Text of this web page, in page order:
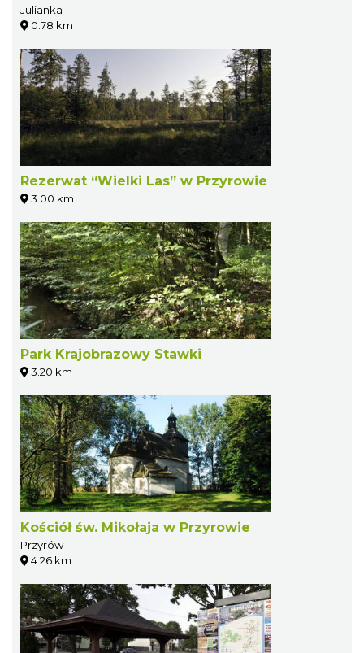
Julianka
0.78 km
Rezerwat “Wielki Las” w Przyrowie
3.00 km
Park Krajobrazowy Stawki
3.20 km
Kościół św. Mikołaja w Przyrowie
Przyrów
4.26 km